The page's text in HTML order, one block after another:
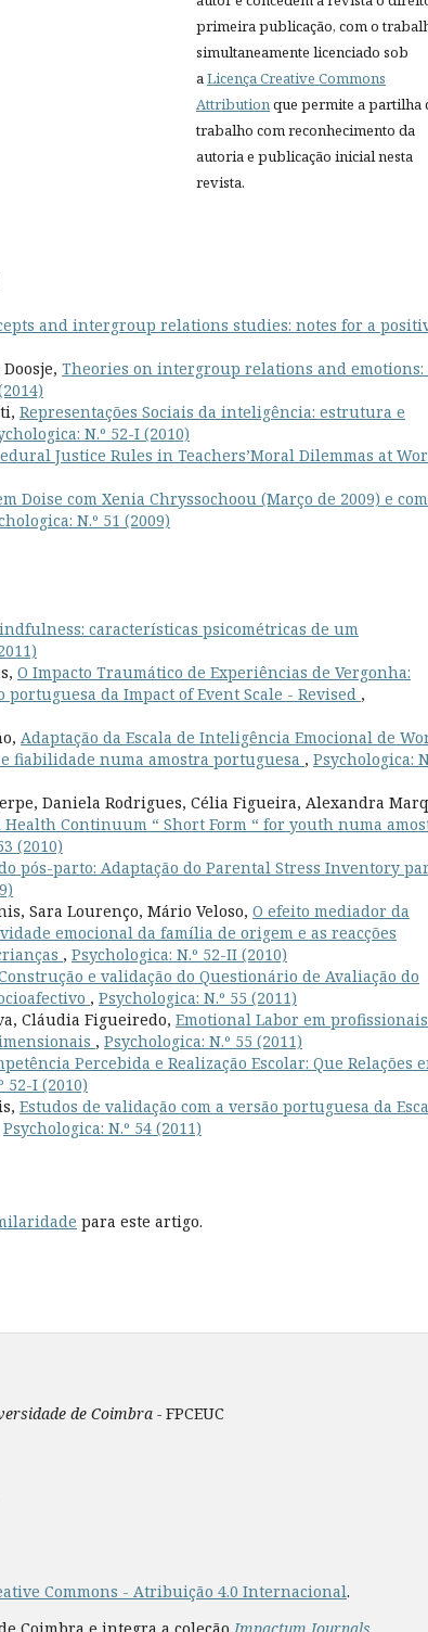
primeira publicação, com o
simultaneamente licenciado sob
aLicença Creative Commons
Attributionque permite a partilha
trabalho com reconhecimento da
autoria e publicação inicial nesta
revista.
and intergroup relations studies: notes for a
Theories on intergroup relations and emotions:
Representações Sociais da inteligência: estrutura e
N.º 52-I (2010)
Justice Rules in Teachers’Moral Dilemmas at
Doise com Xenia Chryssochoou (Março de 2009) e com
N.º 51 (2009)
características psicométricas de um
O Impacto Traumático de Experiências de Vergonha:
da Impact of Event Scale - Revised ,
Adaptação da Escala de Inteligência Emocional de
fiabilidade numa amostra portuguesa , Psychologica:
Daniela Rodrigues, Célia Figueira, Alexandra
Continuum “ Short Form “ for youth numa
(2010)
pós-parto: Adaptação do Parental Stress Inventory
Sara Lourenço, Mário Veloso, O efeito mediador da
emocional da família de origem e as reacções
, Psychologica: N.º 52-II (2010)
e validação do Questionário de Avaliação do
, Psychologica: N.º 55 (2011)
Cláudia Figueiredo, Emotional Labor em
, Psychologica: N.º 55 (2011)
Percebida e Realização Escolar: Que Relações
52-I (2010)
Estudos de validação com a versão portuguesa da
Psychologica: N.º 54 (2011)
para este artigo.
de Coimbra - FPCEUC
Commons - Atribuição 4.0 Internacional.